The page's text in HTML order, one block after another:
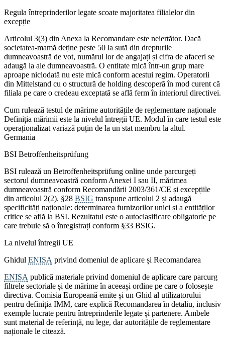
Regula întreprinderilor legate scoate majoritatea filialelor din
excepție
Articolul 3(3) din Anexa la Recomandare este neiertător. Dacă
societatea-mamă deține peste 50 la sută din drepturile
dumneavoastră de vot, numărul lor de angajați și cifra de afaceri se
adaugă la ale dumneavoastră. O entitate mică într-un grup mare
aproape niciodată nu este mică conform acestui regim. Operatorii
din Mittelstand cu o structură de holding descoperă în mod curent că
filiala pe care o credeau exceptată se află ferm în interiorul directivei.
Cum rulează testul de mărime autoritățile de reglementare naționale
Definiția mărimii este la nivelul întregii UE. Modul în care testul este
operaționalizat variază puțin de la un stat membru la altul.
Germania
BSI Betroffenheitsprüfung
BSI rulează un Betroffenheitsprüfung online unde parcurgeți
sectorul dumneavoastră conform Anexei I sau II, mărimea
dumneavoastră conform Recomandării 2003/361/CE și excepțiile
din articolul 2(2). §28 BSIG transpune articolul 2 și adaugă
specificități naționale: determinarea furnizorilor unici și a entităților
critice se află la BSI. Rezultatul este o autoclasificare obligatorie pe
care trebuie să o înregistrați conform §33 BSIG.
La nivelul întregii UE
Ghidul ENISA privind domeniul de aplicare și Recomandarea
ENISA publică materiale privind domeniul de aplicare care parcurg
filtrele sectoriale și de mărime în aceeași ordine pe care o folosește
directiva. Comisia Europeană emite și un Ghid al utilizatorului
pentru definiția IMM, care explică Recomandarea în detaliu, inclusiv
exemple lucrate pentru întreprinderile legate și partenere. Ambele
sunt material de referință, nu lege, dar autoritățile de reglementare
naționale le citează.